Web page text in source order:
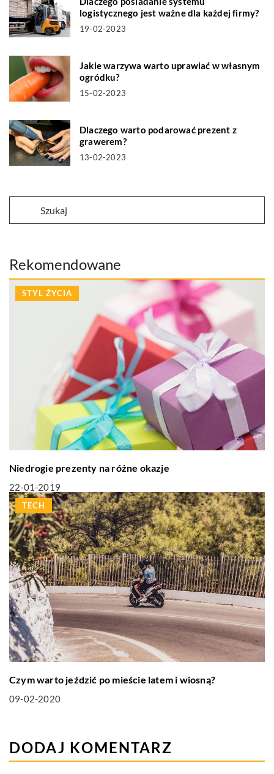
logistycznego jest ważne dla każdej firmy?
19-02-2023
Jakie warzywa warto uprawiać w własnym
ogródku?
15-02-2023
Dlaczego warto podarować prezent z
grawerem?
13-02-2023
Rekomendowane
STYL ŻYCIA
Niedrogie prezenty na różne okazje
22-01-2019
TECH
Czym warto jeździć po mieście latem i wiosną?
09-02-2020
DODAJ KOMENTARZ